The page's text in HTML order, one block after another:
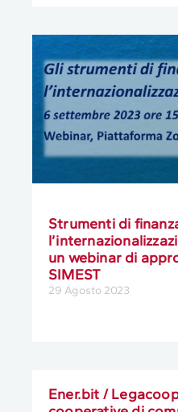
Strumenti di
un webinar di
SIMEST
29 Agosto 2023
Ener.bit /